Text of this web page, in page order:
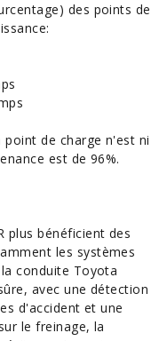
des points de
de charge n'est ni
est de 96%.
plus bénéficient des
les systèmes
conduite Toyota
avec une détection
d'accident et une
le freinage, la